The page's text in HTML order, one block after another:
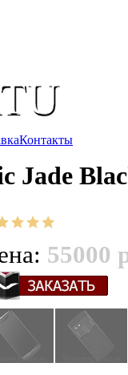
Контакты
Jade
55000